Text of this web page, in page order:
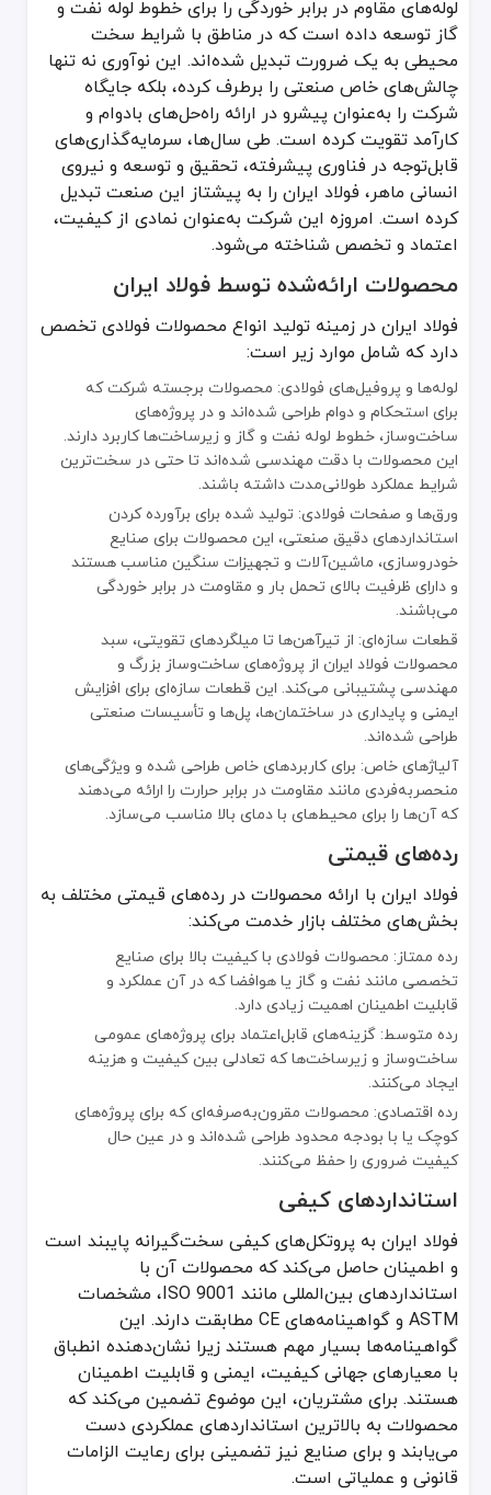
چگونه می‌توان اصالت محصولات فولاد ایران را
بررسی مستندات رسمی: گواهینامه‌های محصول، انطباق ISO و فهرست‌های AVL را بررسی کنید.
توجه به برندینگ: محصولات اصلی دارای لوگوی شرکت، شماره سریال
نمایندگان معتبر: فقط از نمایندگان معتبر یا مراکز رسمی شرکت خرید
تأیید آنلاین: از وب‌سایت رسمی شرکت برای بررسی جزئیات محصول و
برای خرید لوله گالوانیزه فولاد ایران و انواع لوله و اتصالاتساختمانی و
لوله‌های مقاوم در برابر خوردگی را برای خطوط لوله نفت و
گاز توسعه داده است که در مناطق با شرایط سخت
محیطی به یک ضرورت تبدیل شده‌اند. این نوآوری نه تنها
چالش‌های خاص صنعتی را برطرف کرده، بلکه جایگاه
شرکت را به‌عنوان پیشرو در ارائه راه‌حل‌های بادوام و
کارآمد تقویت کرده است. طی سال‌ها، سرمایه‌گذاری‌های
قابل‌توجه در فناوری پیشرفته، تحقیق و توسعه و نیروی
انسانی ماهر، فولاد ایران را به پیشتاز این صنعت تبدیل
کرده است. امروزه این شرکت به‌عنوان نمادی از کیفیت،
اعتماد و تخصص شناخته می‌شود.
محصولات ارائه‌شده توسط فولاد ایران
فولاد ایران در زمینه تولید انواع محصولات فولادی تخصص
دارد که شامل موارد زیر است:
لوله‌ها و پروفیل‌های فولادی: محصولات برجسته شرکت که
برای استحکام و دوام طراحی شده‌اند و در پروژه‌های
ساخت‌وساز، خطوط لوله نفت و گاز و زیرساخت‌ها کاربرد دارند.
این محصولات با دقت مهندسی شده‌اند تا حتی در سخت‌ترین
شرایط عملکرد طولانی‌مدت داشته باشند.
ورق‌ها و صفحات فولادی: تولید شده برای برآورده کردن
استانداردهای دقیق صنعتی، این محصولات برای صنایع
خودروسازی، ماشین‌آلات و تجهیزات سنگین مناسب هستند
و دارای ظرفیت بالای تحمل بار و مقاومت در برابر خوردگی
می‌باشند.
قطعات سازه‌ای: از تیرآهن‌ها تا میلگردهای تقویتی، سبد
محصولات فولاد ایران از پروژه‌های ساخت‌وساز بزرگ و
مهندسی پشتیبانی می‌کند. این قطعات سازه‌ای برای افزایش
ایمنی و پایداری در ساختمان‌ها، پل‌ها و تأسیسات صنعتی
طراحی شده‌اند.
آلیاژهای خاص: برای کاربردهای خاص طراحی شده و ویژگی‌های
منحصربه‌فردی مانند مقاومت در برابر حرارت را ارائه می‌دهند
که آن‌ها را برای محیط‌های با دمای بالا مناسب می‌سازد.
رده‌های قیمتی
فولاد ایران با ارائه محصولات در رده‌های قیمتی مختلف به
بخش‌های مختلف بازار خدمت می‌کند:
رده ممتاز: محصولات فولادی با کیفیت بالا برای صنایع
تخصصی مانند نفت و گاز یا هوافضا که در آن عملکرد و
قابلیت اطمینان اهمیت زیادی دارد.
رده متوسط: گزینه‌های قابل‌اعتماد برای پروژه‌های عمومی
ساخت‌وساز و زیرساخت‌ها که تعادلی بین کیفیت و هزینه
ایجاد می‌کنند.
رده اقتصادی: محصولات مقرون‌به‌صرفه‌ای که برای پروژه‌های
کوچک یا با بودجه محدود طراحی شده‌اند و در عین حال
کیفیت ضروری را حفظ می‌کنند.
استانداردهای کیفی
فولاد ایران به پروتکل‌های کیفی سخت‌گیرانه پایبند است
و اطمینان حاصل می‌کند که محصولات آن با
استانداردهای بین‌المللی مانند ISO 9001، مشخصات
ASTM و گواهینامه‌های CE مطابقت دارند. این
گواهینامه‌ها بسیار مهم هستند زیرا نشان‌دهنده انطباق
با معیارهای جهانی کیفیت، ایمنی و قابلیت اطمینان
هستند. برای مشتریان، این موضوع تضمین می‌کند که
محصولات به بالاترین استانداردهای عملکردی دست
می‌یابند و برای صنایع نیز تضمینی برای رعایت الزامات
قانونی و عملیاتی است.